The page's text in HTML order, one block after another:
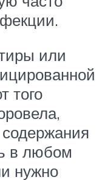
или
того
в любом
нужно